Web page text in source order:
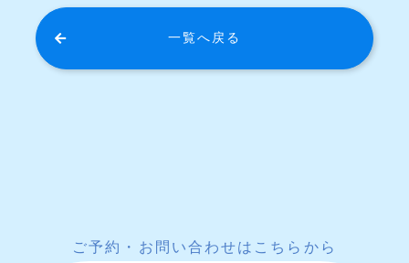
一覧へ戻る
ご予約・お問い合わせはこちらから